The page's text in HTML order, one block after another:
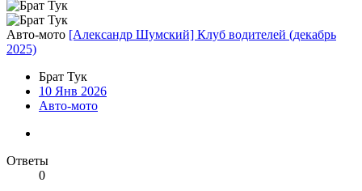
Авто-мото [Александр Шумский] Клуб водителей (декабрь
2025)
Брат Тук
10 Янв 2026
Авто-мото
Ответы
0